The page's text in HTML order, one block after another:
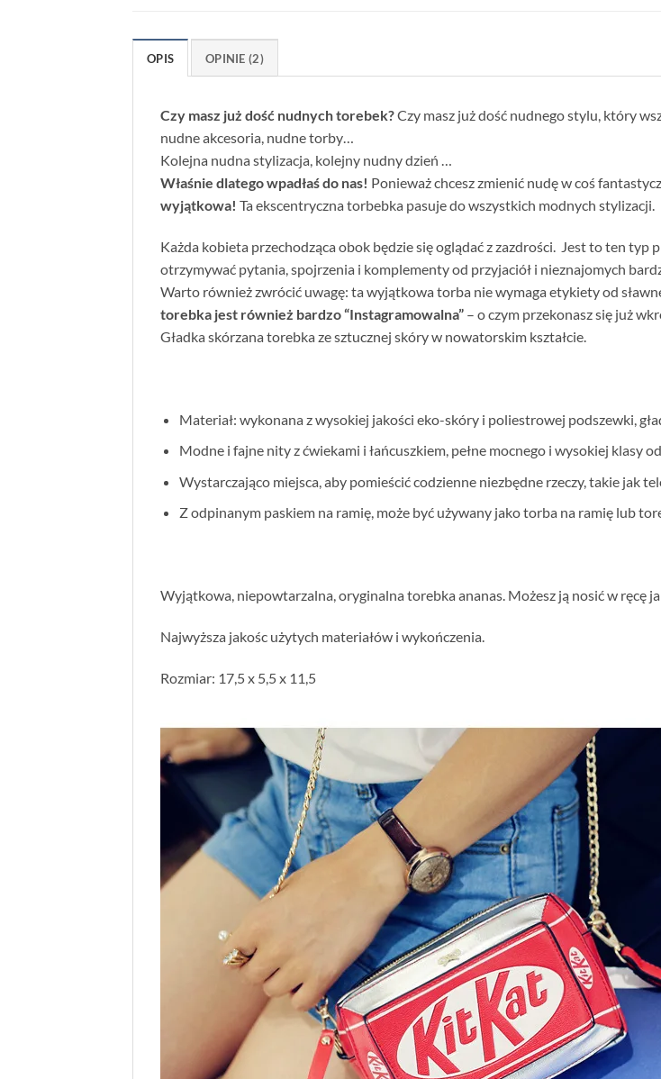
OPIS OPINIE (2)
Czy masz już dość nudnych torebek?Czy masz już dość nudnego stylu, który
nudne akcesoria, nudne torby…
Kolejna nudna stylizacja, kolejny nudny dzień …
Właśnie dlatego wpadłaś do nas! Ponieważ chcesz zmienić nudę w coś
wyjątkowa! Ta ekscentryczna torbebka pasuje do wszystkich modnych stylizacji.
Każda kobieta przechodząca obok będzie się oglądać z zazdrości. Jest to ten
otrzymywać pytania, spojrzenia i komplementy od przyjaciół i nieznajomych
Warto również zwrócić uwagę: ta wyjątkowa torba nie wymaga etykiety od
torebka jest również bardzo “Instagramowalna” – o czym przekonasz się już
Gładka skórzana torebka ze sztucznej skóry w nowatorskim kształcie.
Materiał: wykonana z wysokiej jakości eko-skóry i poliestrowej podszewki,
Modne i fajne nity z ćwiekami i łańcuszkiem, pełne mocnego i wysokiej klasy
Wystarczająco miejsca, aby pomieścić codzienne niezbędne rzeczy, takie jak
Z odpinanym paskiem na ramię, może być używany jako torba na ramię lub
Wyjątkowa, niepowtarzalna, oryginalna torebka ananas. Możesz ją nosić w ręcę
Najwyższa jakośc użytych materiałów i wykończenia.
Rozmiar: 17,5 x 5,5 x 11,5